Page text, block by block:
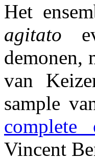
Het
agitato
demonen,
van
sample
complete
Vincent